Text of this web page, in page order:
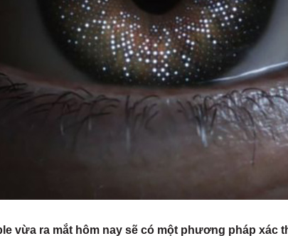
vừa ra mắt hôm nay sẽ có một phương pháp